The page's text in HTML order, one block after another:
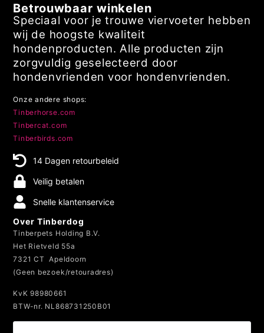
Betrouwbaar winkelen
Speciaal voor je trouwe viervoeter hebben
wij de hoogste kwaliteit
hondenproducten. Alle producten zijn
zorgvuldig geselecteerd door
hondenvrienden voor hondenvrienden.
Onze andere shops:
Tinberhorse.com
Tinbercat.com
Tinberbirds.com
14 Dagen retourbeleid
Veilig betalen
Snelle klantenservice
Over Tinberdog
Tinberpets Holding B.V.
Het Rietveld 55a
7321 CT Apeldoorn
(Geen bezoek/retouradres)
KvK 98980661
BTW-nr. NL868731250B01